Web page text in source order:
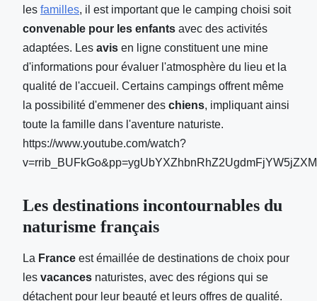
les familles, il est important que le camping choisi soit
convenable pour les enfants avec des activités
adaptées. Les avis en ligne constituent une mine
d'informations pour évaluer l'atmosphère du lieu et la
qualité de l'accueil. Certains campings offrent même
la possibilité d'emmener des chiens, impliquant ainsi
toute la famille dans l'aventure naturiste.
https://www.youtube.com/watch?
Les destinations incontournables du
naturisme français
La France est émaillée de destinations de choix pour
les vacances naturistes, avec des régions qui se
détachent pour leur beauté et leurs offres de qualité.